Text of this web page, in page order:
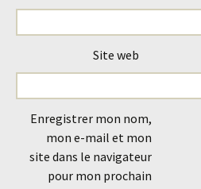
Site web
Enregistrer mon nom,
mon e-mail et mon
site dans le navigateur
pour mon prochain